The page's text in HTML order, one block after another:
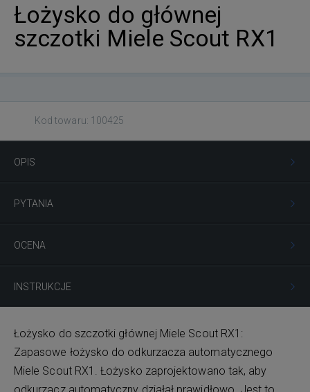
Łożysko do głównej
szczotki Miele Scout RX1
Kod towaru: 100425
OPIS
PYTANIA
OCENA
INSTRUKCJE
Łożysko do szczotki głównej Miele Scout RX1:
Zapasowe łożysko do odkurzacza automatycznego
Miele Scout RX1. Łożysko zaprojektowano tak, aby